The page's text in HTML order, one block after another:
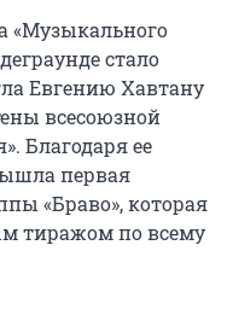
«Музыкального
стало
Евгению Хавтану
всесоюзной
Благодаря ее
первая
«Браво», которая
тиражом по всему